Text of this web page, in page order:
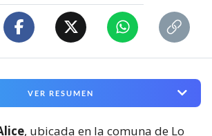
VER RESUMEN
, ubicada en la comuna de Lo